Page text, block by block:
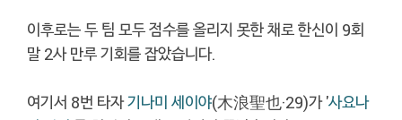
이후로는 두 팀 모두 점수를 올리지 못한 채로 한신이 9회
말 2사 만루 기회를 잡았습니다.
여기서 8번 타자기나미 세이야(木浪聖也·29)가 '사요나